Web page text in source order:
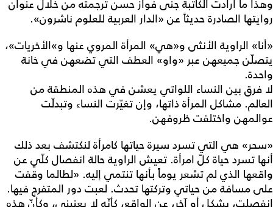
وهذا ما أرادت الكاتبة جنى فواز حسن ترجمته من خلال عنوان
روايتها الصادرة حديثاً عن «الدار العربية للعلوم ناشرون».
«أنا» الراوية الأنثى و«هي» المرأة المروي عنها و»الأخريات»،
يتصلّن جميعهن عبر «واو» العطف التي تضعهن في خانة
واحدة.
لا فرق بين النساء اللواتي يعشن في هذه المنطقة من
العالم. مشاكل المرأة ذاتها، وإن تغيّرت النساء وتبدلّت
عوالمهن واختلفت ظروفهن.
«سحر» هي التي تسرد سيرة حياتها كامرأة لنكتشف بعد ذلك
أنها تسرد حياة كلّ امرأة. تعيش الراوية حالة انفصال كلّي عن
واقعها الذي لم تشعر يوماً بأنها تنتمي إليه. «لطالما وقفت
على مسافة من حياتي وتركتها تحدث. لعبت دور المتفرج فيها.
انفصلت، بشكل أو آخر، عن الواقع، كأنّه لا يعنيني، وكأنّ هذه